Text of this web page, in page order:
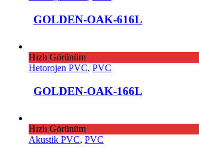
GOLDEN-OAK-616L
Hızlı Görünüm
Hetorojen PVC, PVC
GOLDEN-OAK-166L
Hızlı Görünüm
Akustik PVC, PVC